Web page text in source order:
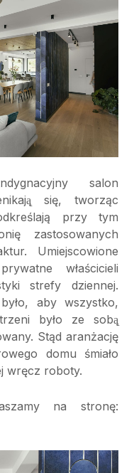
salon
się, tworząc
przy tym
zastosowanych
Umiejscowione
właścicieli
strefy dziennej.
aby wszystko,
było ze sobą̨
Stąd aranżację
domu śmiało
wręcz roboty.
na stronę: